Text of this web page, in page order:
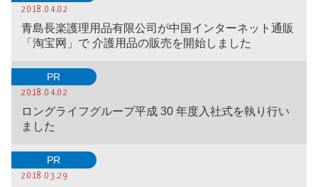
2018.04.02
青島長楽護理用品有限公司が中国インターネット通販
「淘宝网」で 介護用品の販売を開始しました
PR
2018.04.02
ロングライフグループ平成 30 年度入社式を執り行い
ました
PR
2018.03.29